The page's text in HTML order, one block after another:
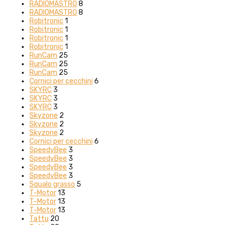
RADIOMASTRO 8
RADIOMASTRO 8
Robitronic 1
Robitronic 1
Robitronic 1
Robitronic 1
RunCam 25
RunCam 25
RunCam 25
Cornici per cecchini 6
SKYRC 3
SKYRC 3
SKYRC 3
Skyzone 2
Skyzone 2
Skyzone 2
Cornici per cecchini 6
SpeedyBee 3
SpeedyBee 3
SpeedyBee 3
SpeedyBee 3
Squalo grasso 5
T-Motor13
T-Motor13
T-Motor13
Tattu 20